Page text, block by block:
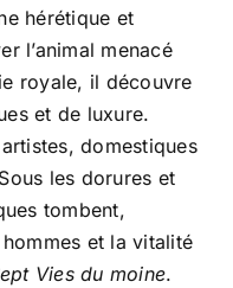
hérétique et
l’animal menacé
royale, il découvre
et de luxure.
domestiques
les dorures et
tombent,
et la vitalité
Vies du moine.